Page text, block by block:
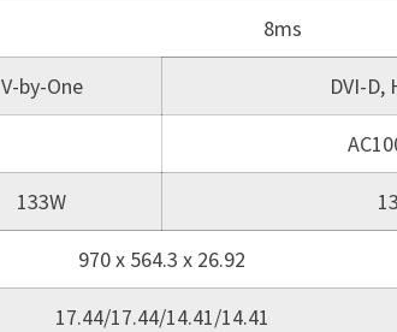
8ms
V-by-One DVI-D,
133W
970 x 564.3 x 26.92
17.44/17.44/14.41/14.41